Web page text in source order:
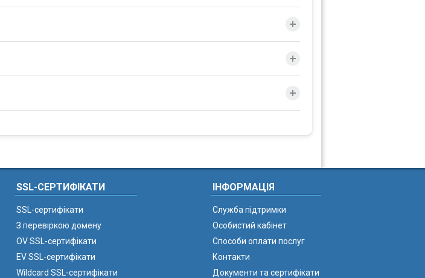
SSL-СЕРТИФІКАТИ
SSL-сертифікати
З перевіркою домену
OV SSL-сертифікати
EV SSL-сертифікати
Wildcard SSL-сертифікати
ІНФОРМАЦІЯ
Служба підтримки
Особистий кабінет
Способи оплати послуг
Контакти
Документи та сертифікати